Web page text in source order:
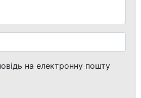
на електронну пошту